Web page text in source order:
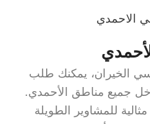
الخيران، يمكنك طلب
جميع مناطق الأحمدي.
للمشاوير الطويلة